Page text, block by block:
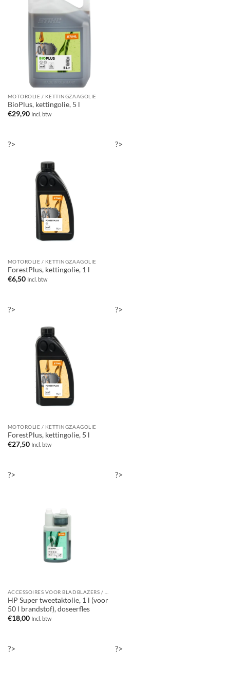
MOTOROLIE / KETTINGZAAGOLIE
BioPlus, kettingolie, 5 l
€29,90 Incl. btw
?>
MOTOROLIE / KETTINGZAAGOLIE
ForestPlus, kettingolie, 1 l
€6,50 Incl. btw
?>
?>
MOTOROLIE / KETTINGZAAGOLIE
ForestPlus, kettingolie, 5 l
€27,50 Incl. btw
?>
?>
HP Super tweetaktolie, 1 l (voor
50 l brandstof), doseerfles
€18,00 Incl. btw
?>
?> ?>